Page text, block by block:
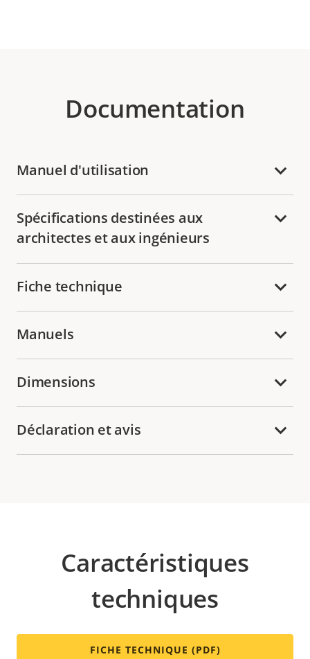
Documentation
Manuel d'utilisation
Spécifications destinées aux
architectes et aux ingénieurs
Fiche technique
Manuels
Dimensions
Déclaration et avis
Caractéristiques
techniques
FICHE TECHNIQUE (PDF)